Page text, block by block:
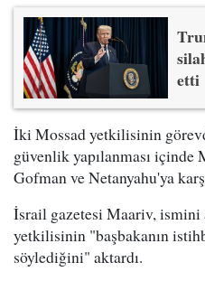
etti
İki Mossad yetkilisinin
güvenlik yapılanması içinde
Gofman ve Netanyahu'ya
İsrail gazetesi Maariv, ismini
yetkilisinin "başbakanın
söylediğini" aktardı.